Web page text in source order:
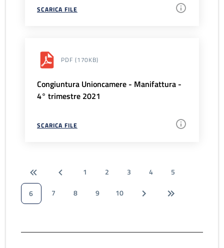
SCARICA FILE
PDF (170KB)
Congiuntura Unioncamere - Manifattura -
4° trimestre 2021
SCARICA FILE
1 2 3 4
5
6
7 8 9 10